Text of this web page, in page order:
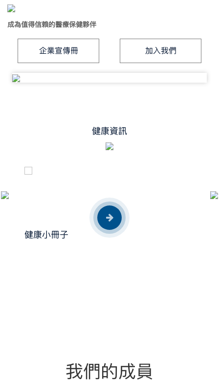
成為值得信賴的醫療保健夥伴
企業宣傳冊 加入我們
健康資訊
健康小冊子
我們的成員